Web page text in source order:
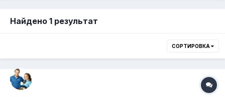
Найдено 1 результат
СОРТИРОВКА